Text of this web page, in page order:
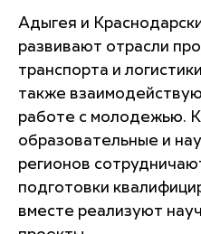
Адыгея и
развивают отрасли
транспорта и
также
работе с молодежью.
образовательные и
регионов
подготовки
вместе реализуют